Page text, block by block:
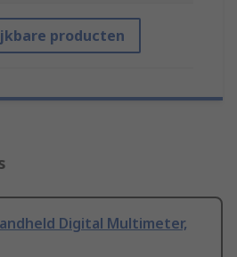
producten
Digital Multimeter,